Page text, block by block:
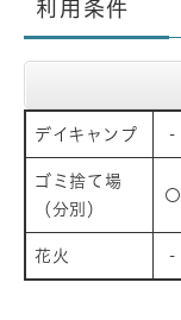
利用条件
デイキャンプ -
ゴミ捨て場
（分別）
〇
花火 -